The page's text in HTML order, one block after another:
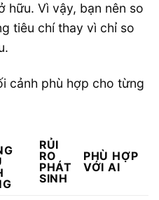
hữu. Vì vậy, bạn nên so
tiêu chí thay vì chỉ so
cảnh phù hợp cho từng
RỦI
RO
PHÁT
SINH
PHÙ HỢP
VỚI AI